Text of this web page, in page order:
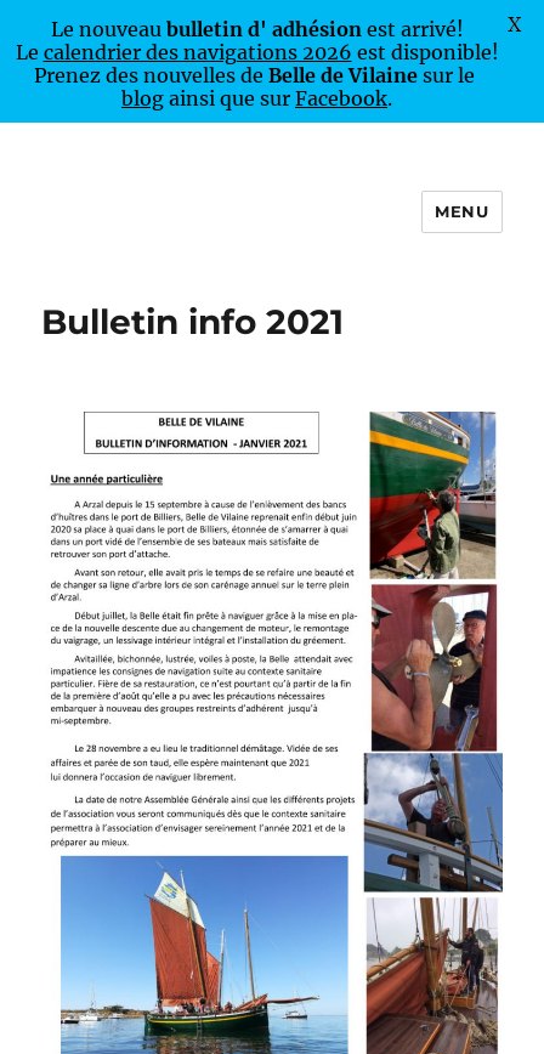
MENU
Bulletin info 2021
Le nouveau bulletin d' adhésionest arrivé!
Le calendrier des navigations 2026 est disponible!
Prenez des nouvelles de Belle de Vilaine sur le
blog ainsi que sur Facebook.
X